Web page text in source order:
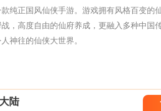
款纯正国风仙侠手游。游戏拥有风格百变的
，高度自由的仙府养成，更融入多种中国
神往的仙侠大世界。
陆